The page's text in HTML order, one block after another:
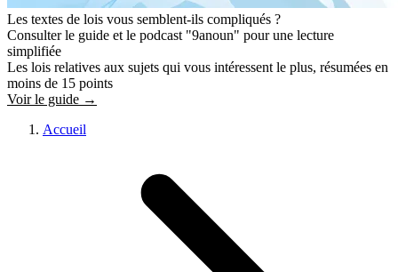
Les textes de lois vous semblent-ils compliqués ?
Consulter le guide et le podcast "9anoun" pour une lecture
simplifiée
Les lois relatives aux sujets qui vous intéressent le plus, résumées en
moins de 15 points
Voir le guide →
Accueil